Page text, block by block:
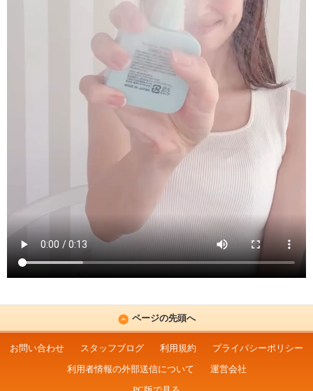
ページの先頭へ
お問い合わせ スタッフブログ 利用規約
プライバシーポリシー
利用者情報の外部送信について
運営会社